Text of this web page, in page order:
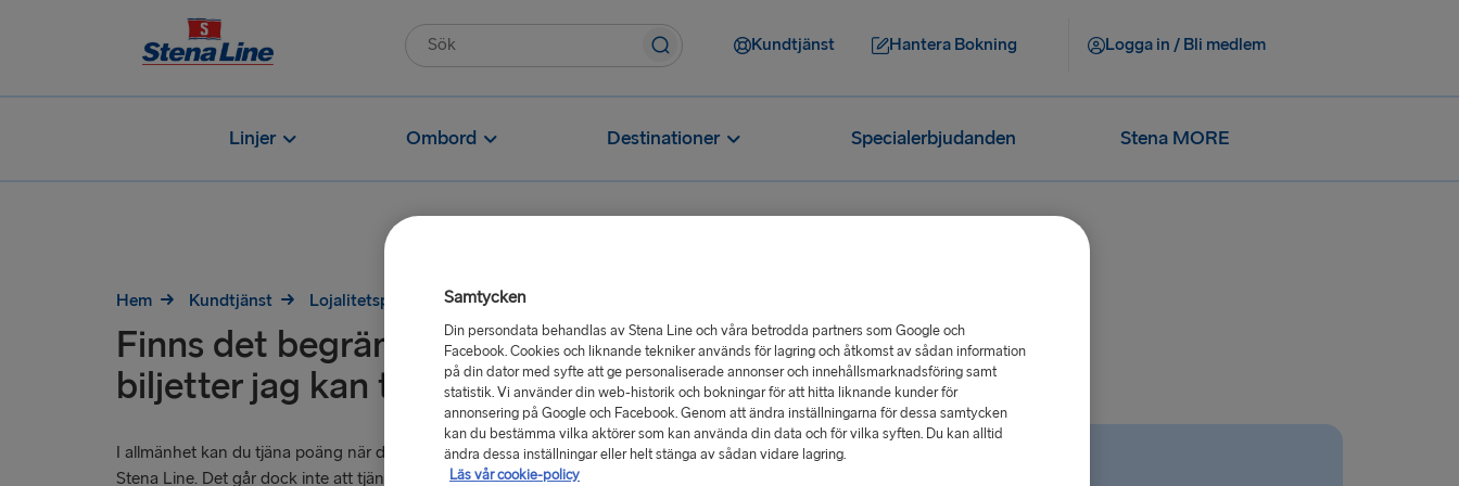
Kundtjänst Hantera Bokning Logga in / Bli medlem
Linjer Ombord Destinationer Specialerbjudanden Stena MORE
Hem Kundtjänst Lojalitetsprogram Finns det begränsningar för vilka biljetter jag kan tjäna poäng på?
Finns det begränsningar för vilka
biljetter jag kan tjäna poäng på?
I allmänhet kan du tjäna poäng när du bokar resor från hamn till hamn direkt hos
Stena Line. Det går dock inte att tjäna poäng när du bokar biljetter för:
Samtycken
Din persondata behandlas av Stena Line och våra betrodda partners som Google och
Facebook. Cookies och liknande tekniker används för lagring och åtkomst av sådan information
på din dator med syfte att ge personaliserade annonser och innehållsmarknadsföring samt
statistik. Vi använder din web-historik och bokningar för att hitta liknande kunder för
annonsering på Google och Facebook. Genom att ändra inställningarna för dessa samtycken
kan du bestämma vilka aktörer som kan använda din data och för vilka syften. Du kan alltid
ändra dessa inställningar eller helt stänga av sådan vidare lagring.
Läs vår cookie-policy